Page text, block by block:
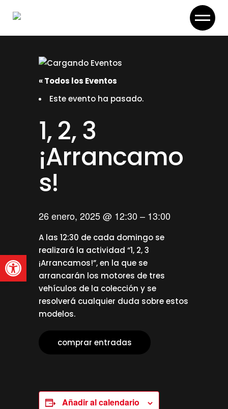
« Todos los Eventos
Este evento ha pasado.
1, 2, 3
¡Arrancamo
s!
26 enero, 2025@ 12:30– 13:00
A las 12:30 de cada domingo se
realizará la actividad “1, 2, 3
¡Arrancamos!”, en la que se
arrancarán los motores de tres
vehículos de la colección y se
resolverá cualquier duda sobre estos
modelos.
comprar entradas
Añadir al calendario
Abrir barra de